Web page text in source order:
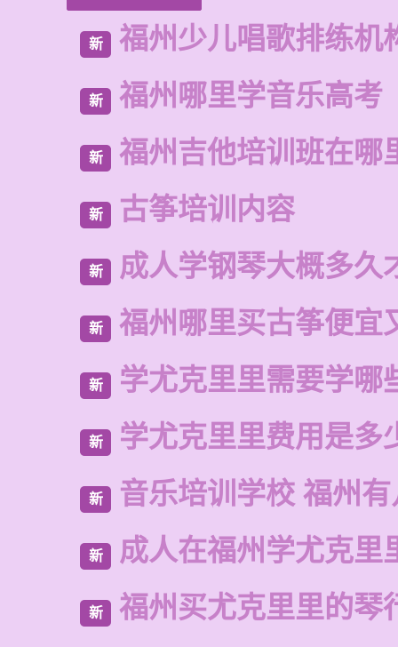
新 福州少儿唱歌排练机
新 福州哪里学音乐高考
新 福州吉他培训班在哪
新 古筝培训内容
新 成人学钢琴大概多久
新 福州哪里买古筝便宜
新 学尤克里里需要学哪
新 学尤克里里费用是多
新 音乐培训学校 福州
新 成人在福州学尤克里
新 福州买尤克里里的琴